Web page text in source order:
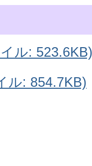
ル: 523.6KB)
ル: 854.7KB)